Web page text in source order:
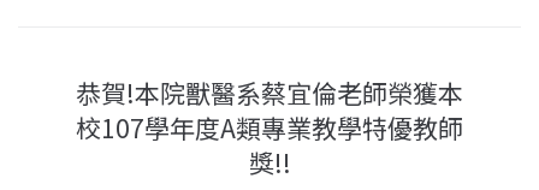
恭賀!本院獸醫系蔡宜倫老師榮獲本
校107學年度A類專業教學特優教師
獎!!